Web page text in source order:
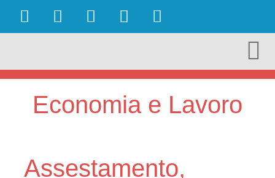
Economia e Lavoro
Assestamento,